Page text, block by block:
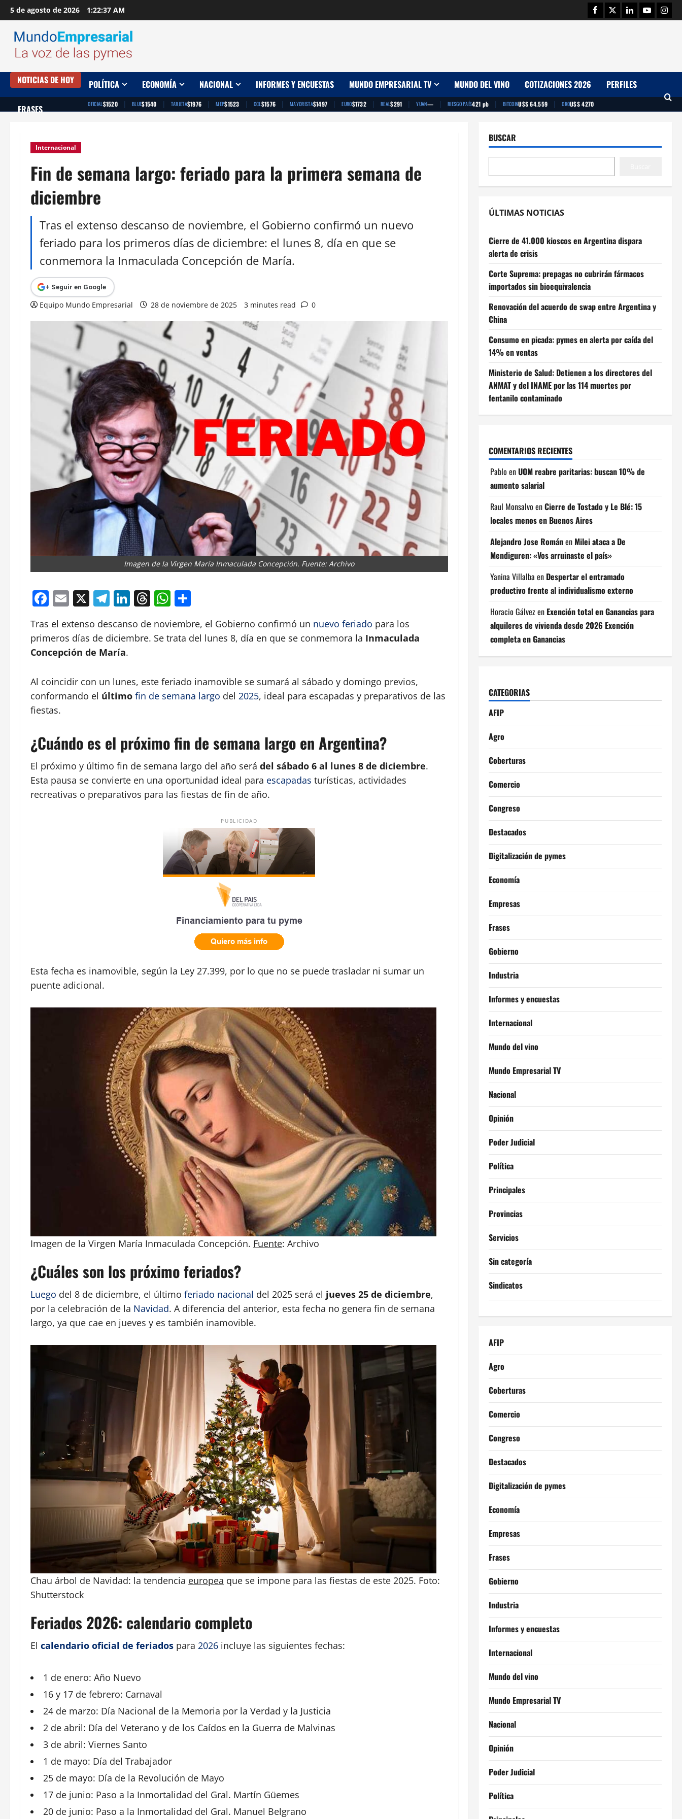
Saltar
al
contenido
5 de agosto de 2026 1:22:38 AM Facebook
TwitterLinkedinYoutube
NOTICIAS DE HOY POLÍTICA ECONOMÍA NACIONAL INFORMES Y ENCUESTAS MUNDO EMPRESARIAL TV MUNDO DEL VINO COTIZACIONES 2026 PERFILES
FRASES OFICIAL$1520 | BLUE$1540 | TARJETA$1976 | MEP$1523 | CCL$1576 | MAYORISTA$1497 | EURO$1732 | REAL$291 | YUAN— | RIESGO PAÍS421 pb | BITCOINU$S 64.559 | OROU$S 4270
Internacional
Fin de semana largo: feriado para la primera semana de
diciembre
Tras el extenso descanso de noviembre, el Gobierno confirmó un nuevo
feriado para los primeros días de diciembre: el lunes 8, día en que se
conmemora la Inmaculada Concepción de María.
+ Seguir en Google
Equipo Mundo Empresarial 28 de noviembre de 2025 3 minutes read 0
Imagen de la Virgen María Inmaculada Concepción. Fuente: Archivo
Facebook
Email
X Telegram
LinkedIn
Threads
WhatsApp
Tras el extenso descanso de noviembre, el Gobierno confirmó un nuevo feriado para los
primeros días de diciembre. Se trata del lunes 8, día en que se conmemora la Inmaculada
Concepción de María.
Al coincidir con un lunes, este feriado inamovible se sumará al sábado y domingo previos,
conformando el último fin de semana largo del 2025, ideal para escapadas y preparativos de las
fiestas.
¿Cuándo es el próximo fin de semana largo en Argentina?
El próximo y último fin de semana largo del año será del sábado 6 al lunes 8 de diciembre.
Esta pausa se convierte en una oportunidad ideal para escapadas turísticas, actividades
recreativas o preparativos para las fiestas de fin de año.
PUBLICIDAD
Esta fecha es inamovible, según la Ley 27.399, por lo que no se puede trasladar ni sumar un
puente adicional.
Imagen de la Virgen María Inmaculada Concepción. Fuente: Archivo
¿Cuáles son los próximo feriados?
Luego del 8 de diciembre, el último feriado nacional del 2025 será el jueves 25 de diciembre,
por la celebración de la Navidad. A diferencia del anterior, esta fecha no genera fin de semana
largo, ya que cae en jueves y es también inamovible.
Chau árbol de Navidad: la tendencia europea que se impone para las fiestas de este 2025. Foto:
Shutterstock
Feriados 2026: calendario completo
El calendario oficial de feriados para 2026 incluye las siguientes fechas:
1 de enero: Año Nuevo
16 y 17 de febrero: Carnaval
24 de marzo: Día Nacional de la Memoria por la Verdad y la Justicia
2 de abril: Día del Veterano y de los Caídos en la Guerra de Malvinas
3 de abril: Viernes Santo
1 de mayo: Día del Trabajador
25 de mayo: Día de la Revolución de Mayo
17 de junio: Paso a la Inmortalidad del Gral. Martín Güemes
20 de junio: Paso a la Inmortalidad del Gral. Manuel Belgrano
BUSCAR
ÚLTIMAS NOTICIAS
Cierre de 41.000 kioscos en Argentina dispara
alerta de crisis
Corte Suprema: prepagas no cubrirán fármacos
importados sin bioequivalencia
Renovación del acuerdo de swap entre Argentina y
China
Consumo en picada: pymes en alerta por caída del
14% en ventas
Ministerio de Salud: Detienen a los directores del
ANMAT y del INAME por las 114 muertes por
fentanilo contaminado
COMENTARIOS RECIENTES
Pablo enUOM reabre paritarias: buscan 10% de
aumento salarial
Raul Monsalvo enCierre de Tostado y Le Blé: 15
locales menos en Buenos Aires
Alejandro Jose Románen Milei ataca a De
Mendiguren: «Vos arruinaste el país»
Yanina Villalba en Despertar el entramado
productivo frente al individualismo externo
Horacio Gálvezen Exención total en Ganancias para
alquileres de vivienda desde 2026 Exención
completa en Ganancias
CATEGORIAS
AFIP
Agro
Coberturas
Comercio
Congreso
Destacados
Digitalización de pymes
Economía
Empresas
Frases
Gobierno
Industria
Informes y encuestas
Internacional
Mundo del vino
Mundo Empresarial TV
Nacional
Opinión
Poder Judicial
Política
Principales
Provincias
Servicios
Sin categoría
Sindicatos
AFIP
Agro
Coberturas
Comercio
Congreso
Destacados
Digitalización de pymes
Economía
Empresas
Frases
Gobierno
Industria
Informes y encuestas
Internacional
Mundo del vino
Mundo Empresarial TV
Nacional
Opinión
Poder Judicial
Política